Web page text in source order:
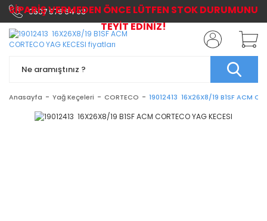
0507 576 64 03
Anasayfa Yağ Keçeleri CORTECO 19012413 16X26X8/19 B1SF ACM
SİPARİŞ VERMEDEN ÖNCE LÜTFEN STOK DURUMUNU
TEYİT EDİNİZ!